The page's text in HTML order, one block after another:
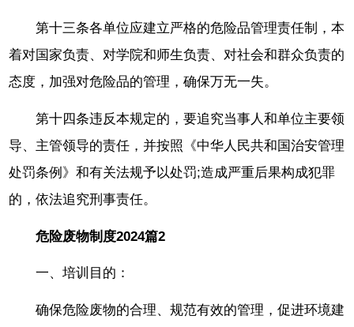
第十三条各单位应建立严格的危险品管理责任制，本
着对国家负责、对学院和师生负责、对社会和群众负责的
态度，加强对危险品的管理，确保万无一失。
第十四条违反本规定的，要追究当事人和单位主要领
导、主管领导的责任，并按照《中华人民共和国治安管理
处罚条例》和有关法规予以处罚;造成严重后果构成犯罪
的，依法追究刑事责任。
危险废物制度2024篇2
一、培训目的：
确保危险废物的合理、规范有效的管理，促进环境建